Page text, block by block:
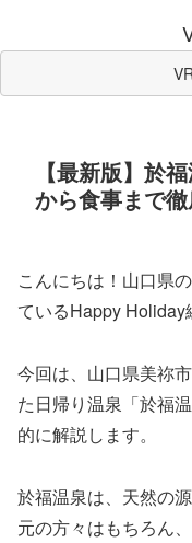
【最新版】於
から食事まで
こんにちは！山口県
ているHappy Holiday
今回は、山口県美祢
た日帰り温泉「於福
的に解説します。
於福温泉は、天然の
元の方々はもちろん